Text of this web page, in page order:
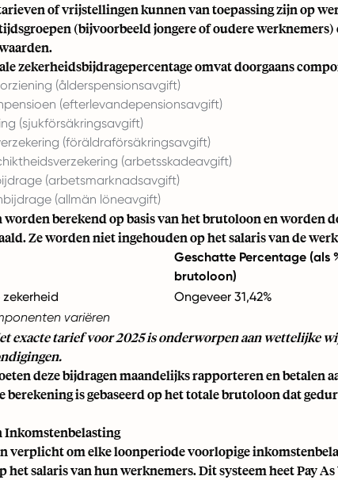
of vrijstellingen kunnen van toepassing zijn op
(bijvoorbeeld jongere of oudere werknemers)
zekerheidsbijdragepercentage omvat doorgaans
(ålderspensionsavgift)
(efterlevandepensionsavgift)
(sjukförsäkringsavgift)
(föräldraförsäkringsavgift)
(arbetsskadeavgift)
(arbetsmarknadsavgift)
(allmän löneavgift)
worden berekend op basis van het brutoloon en worden
Ze worden niet ingehouden op het salaris van de
Geschatte Percentage (als
brutoloon)
Ongeveer 31,42%
variëren
exacte tarief voor 2025 is onderworpen aan wettelijke
deze bijdragen maandelijks rapporteren en betalen
berekening is gebaseerd op het totale brutoloon dat
Inkomstenbelasting
verplicht om elke loonperiode voorlopige
het salaris van hun werknemers. Dit systeem heet Pay As